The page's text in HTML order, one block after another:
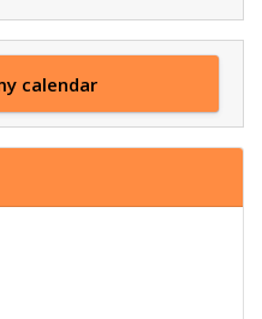
calendar